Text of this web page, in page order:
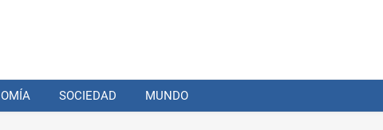
SOCIEDAD MUNDO